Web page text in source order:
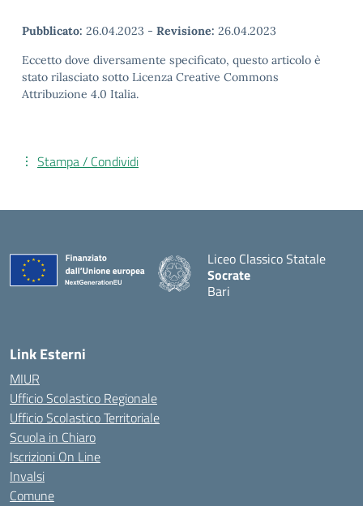
Pubblicato: 26.04.2023 - Revisione: 26.04.2023
Eccetto dove diversamente specificato, questo articolo è
stato rilasciato sotto Licenza Creative Commons
Attribuzione 4.0 Italia.
Stampa / Condividi
Liceo Classico Statale
Socrate
Bari
Link Esterni
MIUR
Ufficio Scolastico Regionale
Ufficio Scolastico Territoriale
Scuola in Chiaro
Iscrizioni On Line
Invalsi
Comune